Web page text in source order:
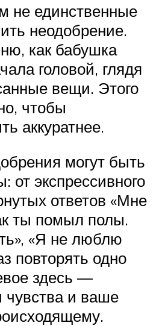
не единственные
неодобрение.
как бабушка
головой, глядя
вещи. Этого
чтобы
аккуратнее.
могут быть
от экспрессивного
ответов «Мне
ты помыл полы.
«Я не люблю
повторять одно
здесь —
и ваше